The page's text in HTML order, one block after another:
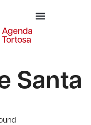
Agenda
Tortosa
Santa